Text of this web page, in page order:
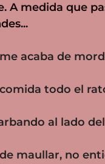
A medida que
acaba de
todo el
al lado
maullar, no